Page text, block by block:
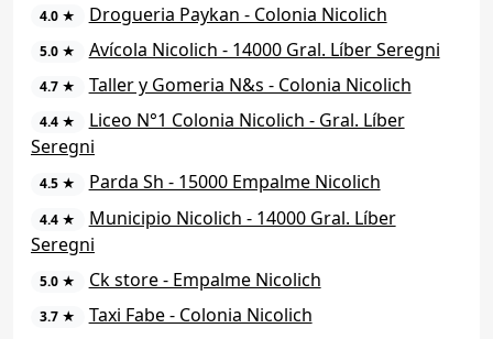
4.0 ★ Drogueria Paykan - Colonia Nicolich
5.0 ★ Avícola Nicolich - 14000 Gral. Líber Seregni
4.7 ★ Taller y Gomeria N&s - Colonia Nicolich
4.4 ★
Liceo N°1 Colonia Nicolich - Gral. Líber
Seregni
4.5 ★ Parda Sh - 15000 Empalme Nicolich
4.4 ★
Municipio Nicolich - 14000 Gral. Líber
Seregni
5.0 ★ Ck store - Empalme Nicolich
3.7 ★ Taxi Fabe - Colonia Nicolich